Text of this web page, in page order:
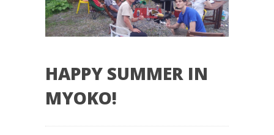
HAPPY SUMMER IN
MYOKO!